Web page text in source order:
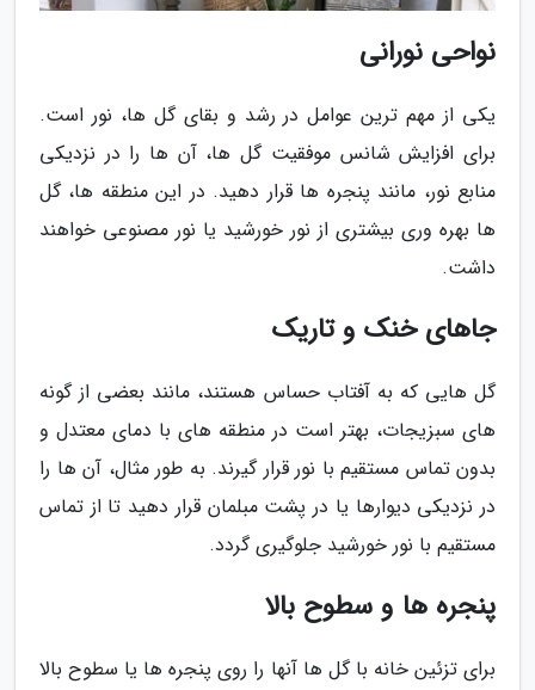
نواحی نورانی
یکی از مهم ترین عوامل در رشد و بقای گل ها، نور است.
برای افزایش شانس موفقیت گل ها، آن ها را در نزدیکی
منابع نور، مانند پنجره ها قرار دهید. در این منطقه ها، گل
ها بهره وری بیشتری از نور خورشید یا نور مصنوعی خواهند
داشت.
جاهای خنک و تاریک
گل هایی که به آفتاب حساس هستند، مانند بعضی از گونه
های سبزیجات، بهتر است در منطقه های با دمای معتدل و
بدون تماس مستقیم با نور قرار گیرند. به طور مثال، آن ها را
در نزدیکی دیوارها یا در پشت مبلمان قرار دهید تا از تماس
مستقیم با نور خورشید جلوگیری گردد.
پنجره ها و سطوح بالا
برای تزئین خانه با گل ها آنها را روی پنجره ها یا سطوح بالا